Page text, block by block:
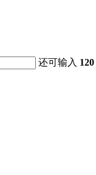
还可输入 120